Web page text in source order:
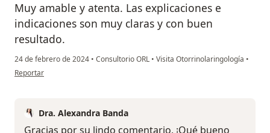
Muy amable y atenta. Las explicaciones e
indicaciones son muy claras y con buen
resultado.
24 de febrero de 2024 • Consultorio ORL • Visita Otorrinolaringología •
en opinión del usuario Julio
Reportar
Dra. Alexandra Banda
Gracias por su lindo comentario, ¡Qué bueno